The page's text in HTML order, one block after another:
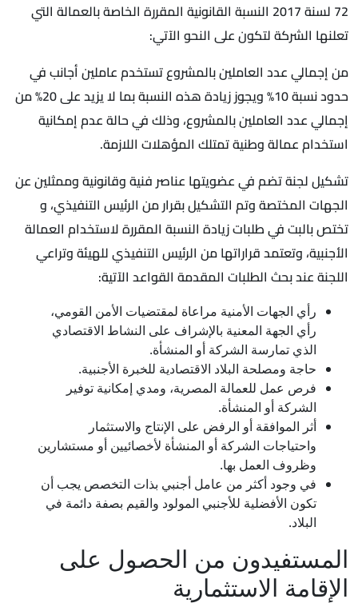
72 لسنة 2017 النسبة القانونية المقررة الخاصة بالعمالة التي
تعلنها الشركة لتكون على النحو الآتي:
من إجمالي عدد العاملين بالمشروع تستخدم عاملين أجانب في
حدود نسبة 10% ويجوز زيادة هذه النسبة بما لا يزيد على 20% من
إجمالي عدد العاملين بالمشروع، وذلك في حالة عدم إمكانية
استخدام عمالة وطنية تمتلك المؤهلات اللازمة.
تشكيل لجنة تضم في عضويتها عناصر فنية وقانونية وممثلين عن
الجهات المختصة وتم التشكيل بقرار من الرئيس التنفيذي، و
تختص بالبت في طلبات زيادة النسبة المقررة لاستخدام العمالة
الأجنبية، وتعتمد قراراتها من الرئيس التنفيذي للهيئة وتراعي
اللجنة عند بحث الطلبات المقدمة القواعد الآتية:
رأي الجهات الأمنية مراعاة لمقتضيات الأمن القومي،
رأي الجهة المعنية بالإشراف على النشاط الاقتصادي
الذي تمارسة الشركة أو المنشأة.
حاجة ومصلحة البلاد الاقتصادية للخبرة الأجنبية.
فرص عمل للعمالة المصرية، ومدي إمكانية توفير
الشركة أو المنشأة.
أثر الموافقة أو الرفض على الإنتاج والاستثمار
واحتياجات الشركة أو المنشأة لأخصائيين أو مستشارين
وظروف العمل بها.
في وجود أكثر من عامل أجنبي بذات التخصص يجب أن
تكون الأفضلية للأجنبي المولود والقيم بصفة دائمة في
البلاد.
المستفيدون من الحصول على
الإقامة الاستثمارية